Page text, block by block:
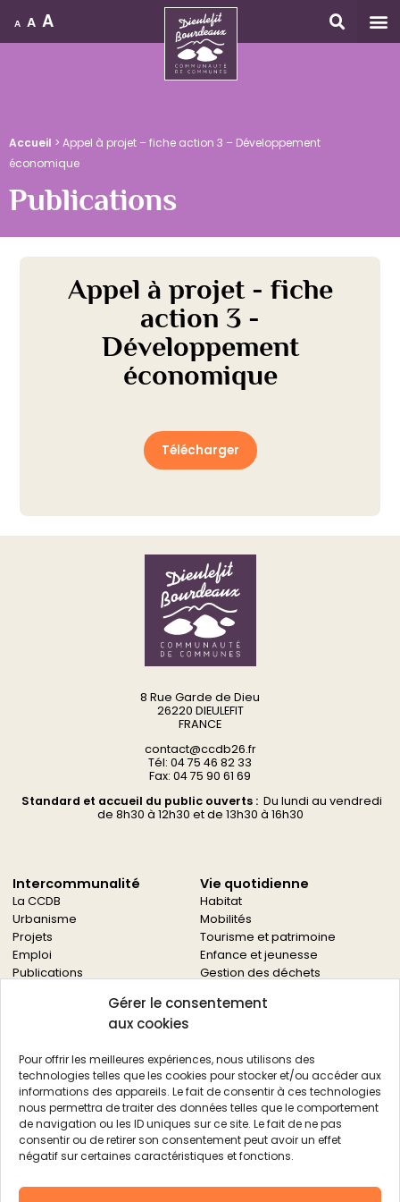
Gérer le consentement
aux cookies
Pour offrir les meilleures expériences, nous utilisons des
technologies telles que les cookies pour stocker et/ou accéder aux
informations des appareils. Le fait de consentir à ces technologies
nous permettra de traiter des données telles que le comportement
de navigation ou les ID uniques sur ce site. Le fait de ne pas
consentir ou de retirer son consentement peut avoir un effet
négatif sur certaines caractéristiques et fonctions.
A A A
Accueil > Appel à projet – fiche action 3 – Développement
économique
Publications
Télécharger
Appel à projet - fiche
action 3 -
Développement
économique
8 Rue Garde de Dieu
26220 DIEULEFIT
FRANCE
contact@ccdb26.fr
Tél: 04 75 46 82 33
Fax: 04 75 90 61 69
Standard et accueil du public ouverts :Du lundi au vendredi
de 8h30 à 12h30 et de 13h30 à 16h30
Intercommunalité
La CCDB
Urbanisme
Projets
Emploi
Publications
Vie quotidienne
Habitat
Mobilités
Tourisme et patrimoine
Enfance et jeunesse
Gestion des déchets
Culture
Autres services
Économie locale
Agriculture
Filière bois
Environnement
Aides aux entreprises
Aides aux associations
Actualités